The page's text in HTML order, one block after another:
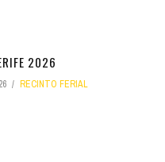
2026
RECINTO FERIAL